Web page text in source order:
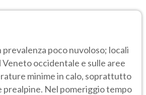
poco nuvoloso; locali
Veneto occidentale e sulle aree
minime in calo, soprattutto
prealpine. Nel pomeriggio tempo